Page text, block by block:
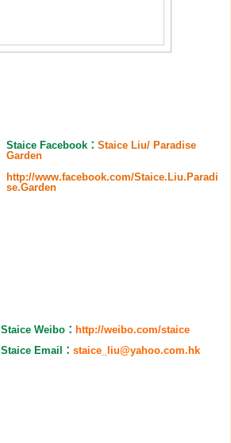
Staice Facebook： Staice Liu/ Paradise
Garden
http://www.facebook.com/Staice.Liu.Paradi
se.Garden
Staice Weibo： http://weibo.com/staice
Staice Email
： staice_liu@yahoo.com.hk